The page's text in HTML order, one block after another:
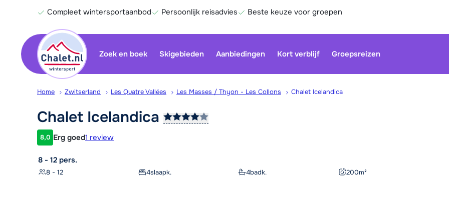
Compleet wintersportaanbod Persoonlijk reisadvies Beste keuze voor groepen
Zoek en boek Skigebieden Aanbiedingen Kort verblijf Groepsreizen
Home Zwitserland Les Quatre Vallées Les Masses / Thyon - Les Collons Chalet Icelandica
Chalet Icelandica
Klantwaardering
8,0 Erg goed1 review
8 - 12 pers.
8 - 12 4slaapk. 4badk. 200m²